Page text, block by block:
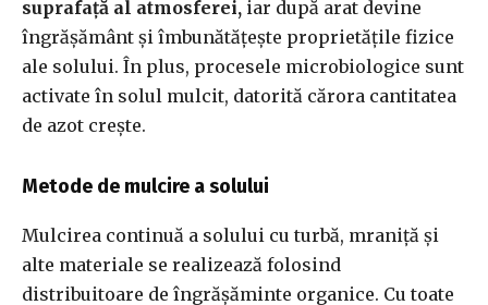
suprafață al atmosferei, iar după arat devine
îngrășământ și îmbunătățește proprietățile fizice
ale solului. În plus, procesele microbiologice sunt
activate în solul mulcit, datorită cărora cantitatea
de azot crește.
Metode de mulcire a solului
Mulcirea continuă a solului cu turbă, mraniță și
alte materiale se realizează folosind
distribuitoare de îngrășăminte organice. Cu toate